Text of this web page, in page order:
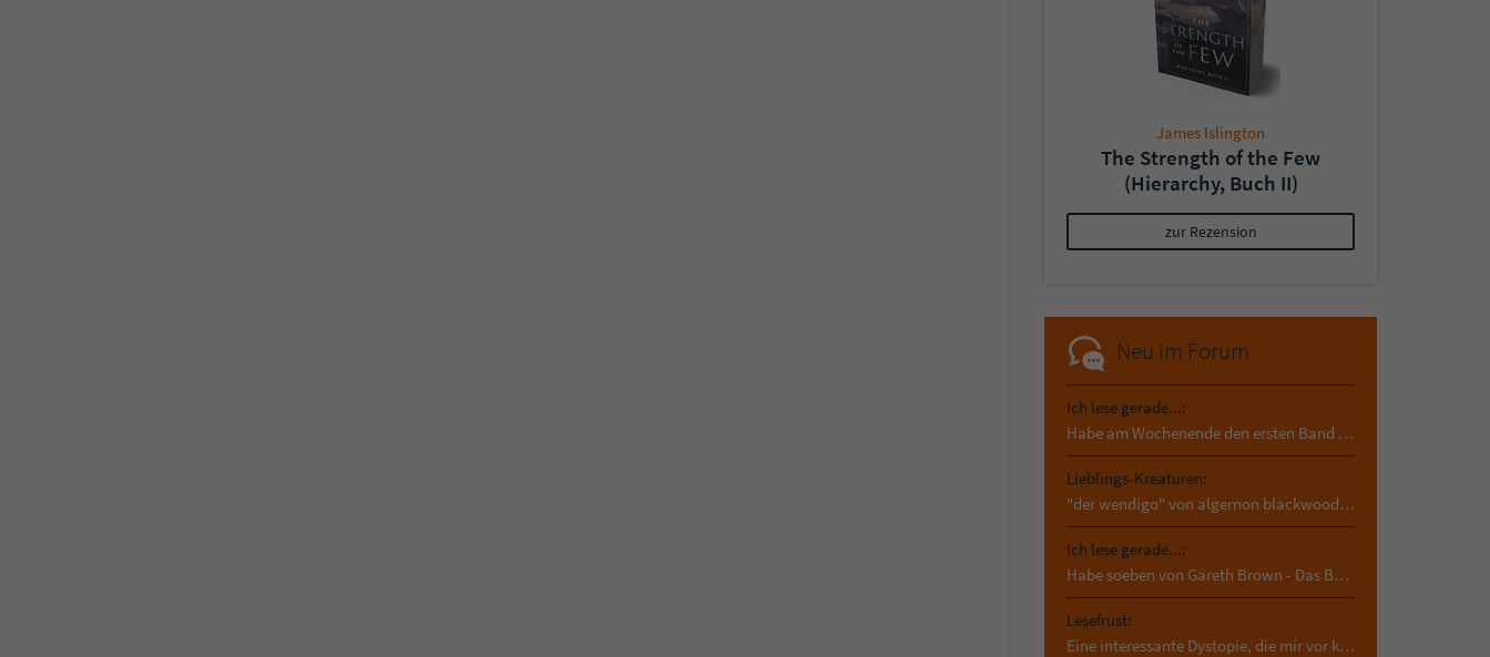
James Islington
The Strength of the Few
(Hierarchy, Buch II)
zur Rezension
Neu im Forum
Ich lese gerade...:
Habe am Wochenende den ersten Band von Madame Wo…
Lieblings-Kreaturen:
"der wendigo" von algernon blackwood. das hab ich…
Ich lese gerade...:
Habe soeben von Gareth Brown - Das Buch der…
Lesefrust:
Eine interessante Dystopie, die mir vor kurzem in…